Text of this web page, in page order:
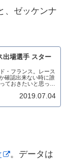
、ゼッケンナ
出場選手 スター
・フランス。レース
確認出来ない時に誰
ておきたいと思って
2019.07.04
。データは